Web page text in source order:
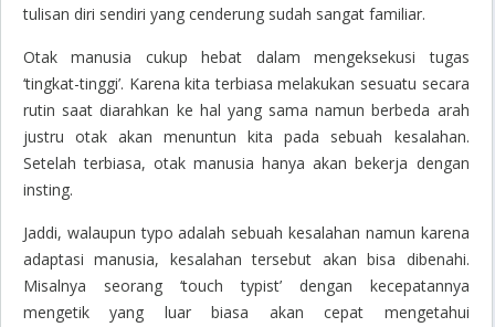
tulisan diri sendiri yang cenderung sudah sangat familiar.
Otak manusia cukup hebat dalam mengeksekusi tugas
‘tingkat-tinggi’. Karena kita terbiasa melakukan sesuatu secara
rutin saat diarahkan ke hal yang sama namun berbeda arah
justru otak akan menuntun kita pada sebuah kesalahan.
Setelah terbiasa, otak manusia hanya akan bekerja dengan
insting.
Jaddi, walaupun typo adalah sebuah kesalahan namun karena
adaptasi manusia, kesalahan tersebut akan bisa dibenahi.
Misalnya seorang ‘touch typist’ dengan kecepatannya
mengetik yang luar biasa akan cepat mengetahui